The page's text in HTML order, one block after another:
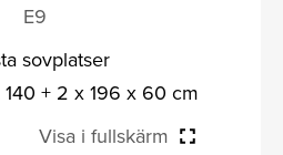
E9
sovplatser
140 + 2 x 196 x 60 cm
Visa i fullskärm